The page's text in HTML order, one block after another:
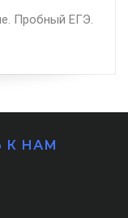
Пробный ЕГЭ.
К НАМ